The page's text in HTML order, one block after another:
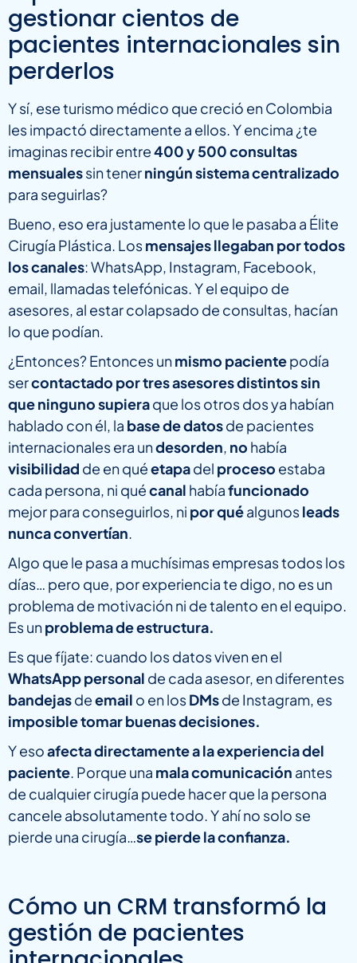
gestionar cientos de
pacientes internacionales sin
perderlos
Y sí, ese turismo médico que creció en Colombia
les impactó directamente a ellos. Y encima ¿te
imaginas recibir entre400 y 500 consultas
mensualessin tenerningún sistema centralizado
para seguirlas?
Bueno, eso era justamente lo que le pasaba a Élite
Cirugía Plástica. Losmensajes llegaban por todos
los canales: WhatsApp, Instagram, Facebook,
email, llamadas telefónicas. Y el equipo de
asesores, al estar colapsado de consultas, hacían
lo que podían.
¿Entonces? Entonces unmismo pacientepodía
sercontactado por tres asesores distintos sin
que ninguno supieraque los otros dos ya habían
hablado con él, la base de datosde pacientes
internacionales era undesorden, no había
visibilidad de en quéetapadel proceso estaba
cada persona, ni quécanal habíafuncionado
mejor para conseguirlos, ni por quéalgunosleads
nunca convertían.
Algo que le pasa a muchísimas empresas todos los
días… pero que, por experiencia te digo, no es un
problema de motivación ni de talento en el equipo.
Es unproblema de estructura.
Es que fíjate: cuando los datos viven en el
WhatsApp personal de cada asesor, en diferentes
bandejasdeemail o en losDMsde Instagram, es
imposible tomar buenas decisiones.
Y esoafecta directamente a la experiencia del
paciente. Porque una mala comunicación antes
de cualquier cirugía puede hacer que la persona
cancele absolutamente todo. Y ahí no solo se
pierde una cirugía…se pierde la confianza.
Cómo un CRM transformó la
gestión de pacientes